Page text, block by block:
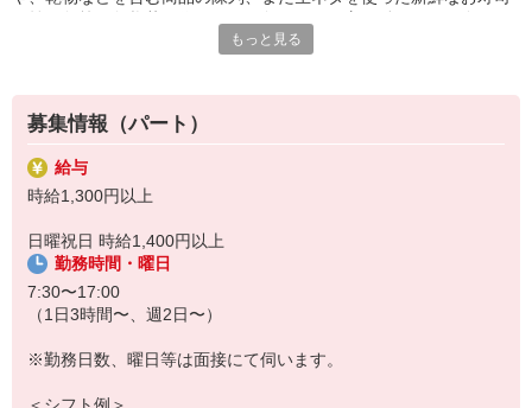
くので、未経験でも安心です。「魚の目利きや調理スキルが上がっ
もっと見る
募集情報（パート）
給与
時給1,300円以上
日曜祝日 時給1,400円以上
勤務時間・曜日
7:30〜17:00
（1日3時間〜、週2日〜）
※勤務日数、曜日等は面接にて伺います。